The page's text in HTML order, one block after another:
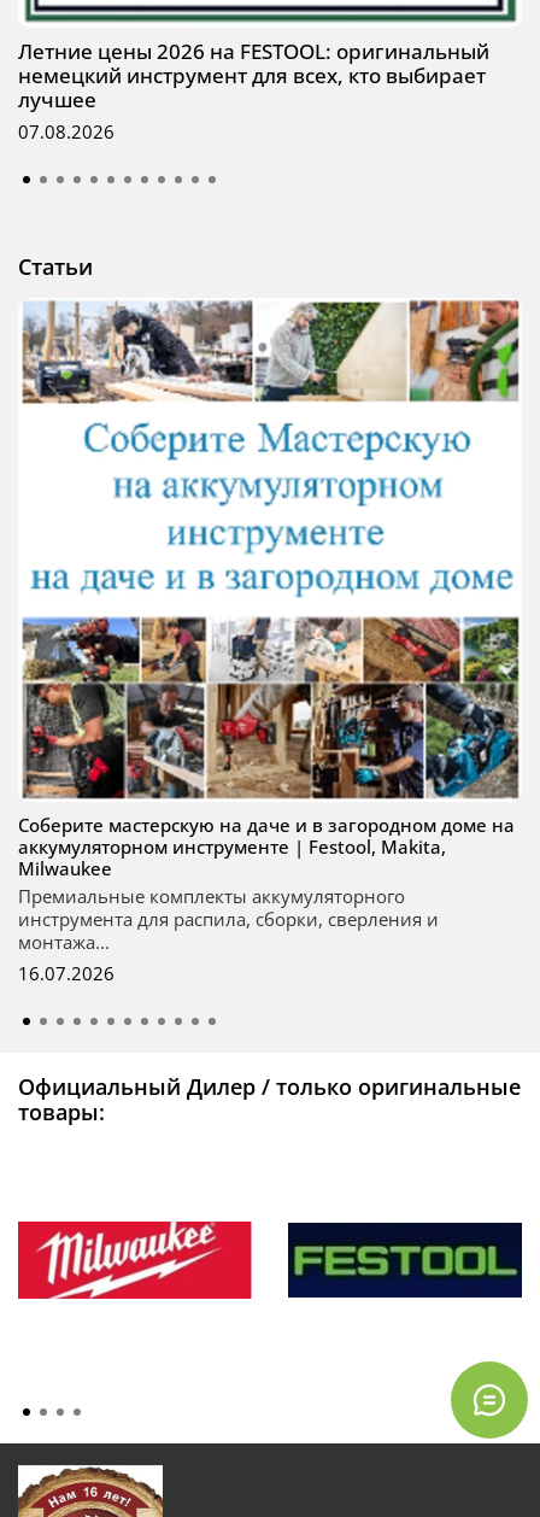
Летние цены 2026 на FESTOOL: оригинальный
немецкий инструмент для всех, кто выбирает
лучшее
07.08.2026
Статьи
Соберите мастерскую на даче и в загородном доме на
аккумуляторном инструменте | Festool, Makita,
Milwaukee
Премиальные комплекты аккумуляторного
инструмента для распила, сборки, сверления и
монтажа...
16.07.2026
Официальный Дилер / только оригинальные
товары: